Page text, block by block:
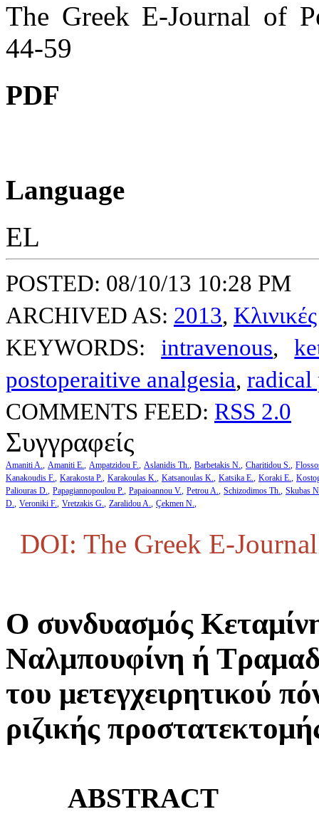
The Greek E-Journal of
44-59
PDF
Language
EL
POSTED: 08/10/13 10:28 PM
ARCHIVED AS: 2013,
KEYWORDS: intravenous,
postoperaitive analgesia, radical
COMMENTS FEED: RSS 2.0
Συγγραφείς
Amaniti A. Amaniti E. Ampatzidou F. Aslanidis Th. Barbetakis N. Charitidou S.
Kanakoudis F. Karakosta P. Karakoulas K. Katsanoulas K. Katsika E. Koraki E.
Paliouras D. Papagiannopoulou P. Papaioannou V. Petrou A. Schizodimos Th. Skubas
D. Veroniki F. Vretzakis G. Zaralidou A. Çekmen N.
DOI: The Greek E-
Ο συνδυασμός
Ναλμπουφίνη ή
του μετεγχειρητικού
ριζικής
ABSTRACT